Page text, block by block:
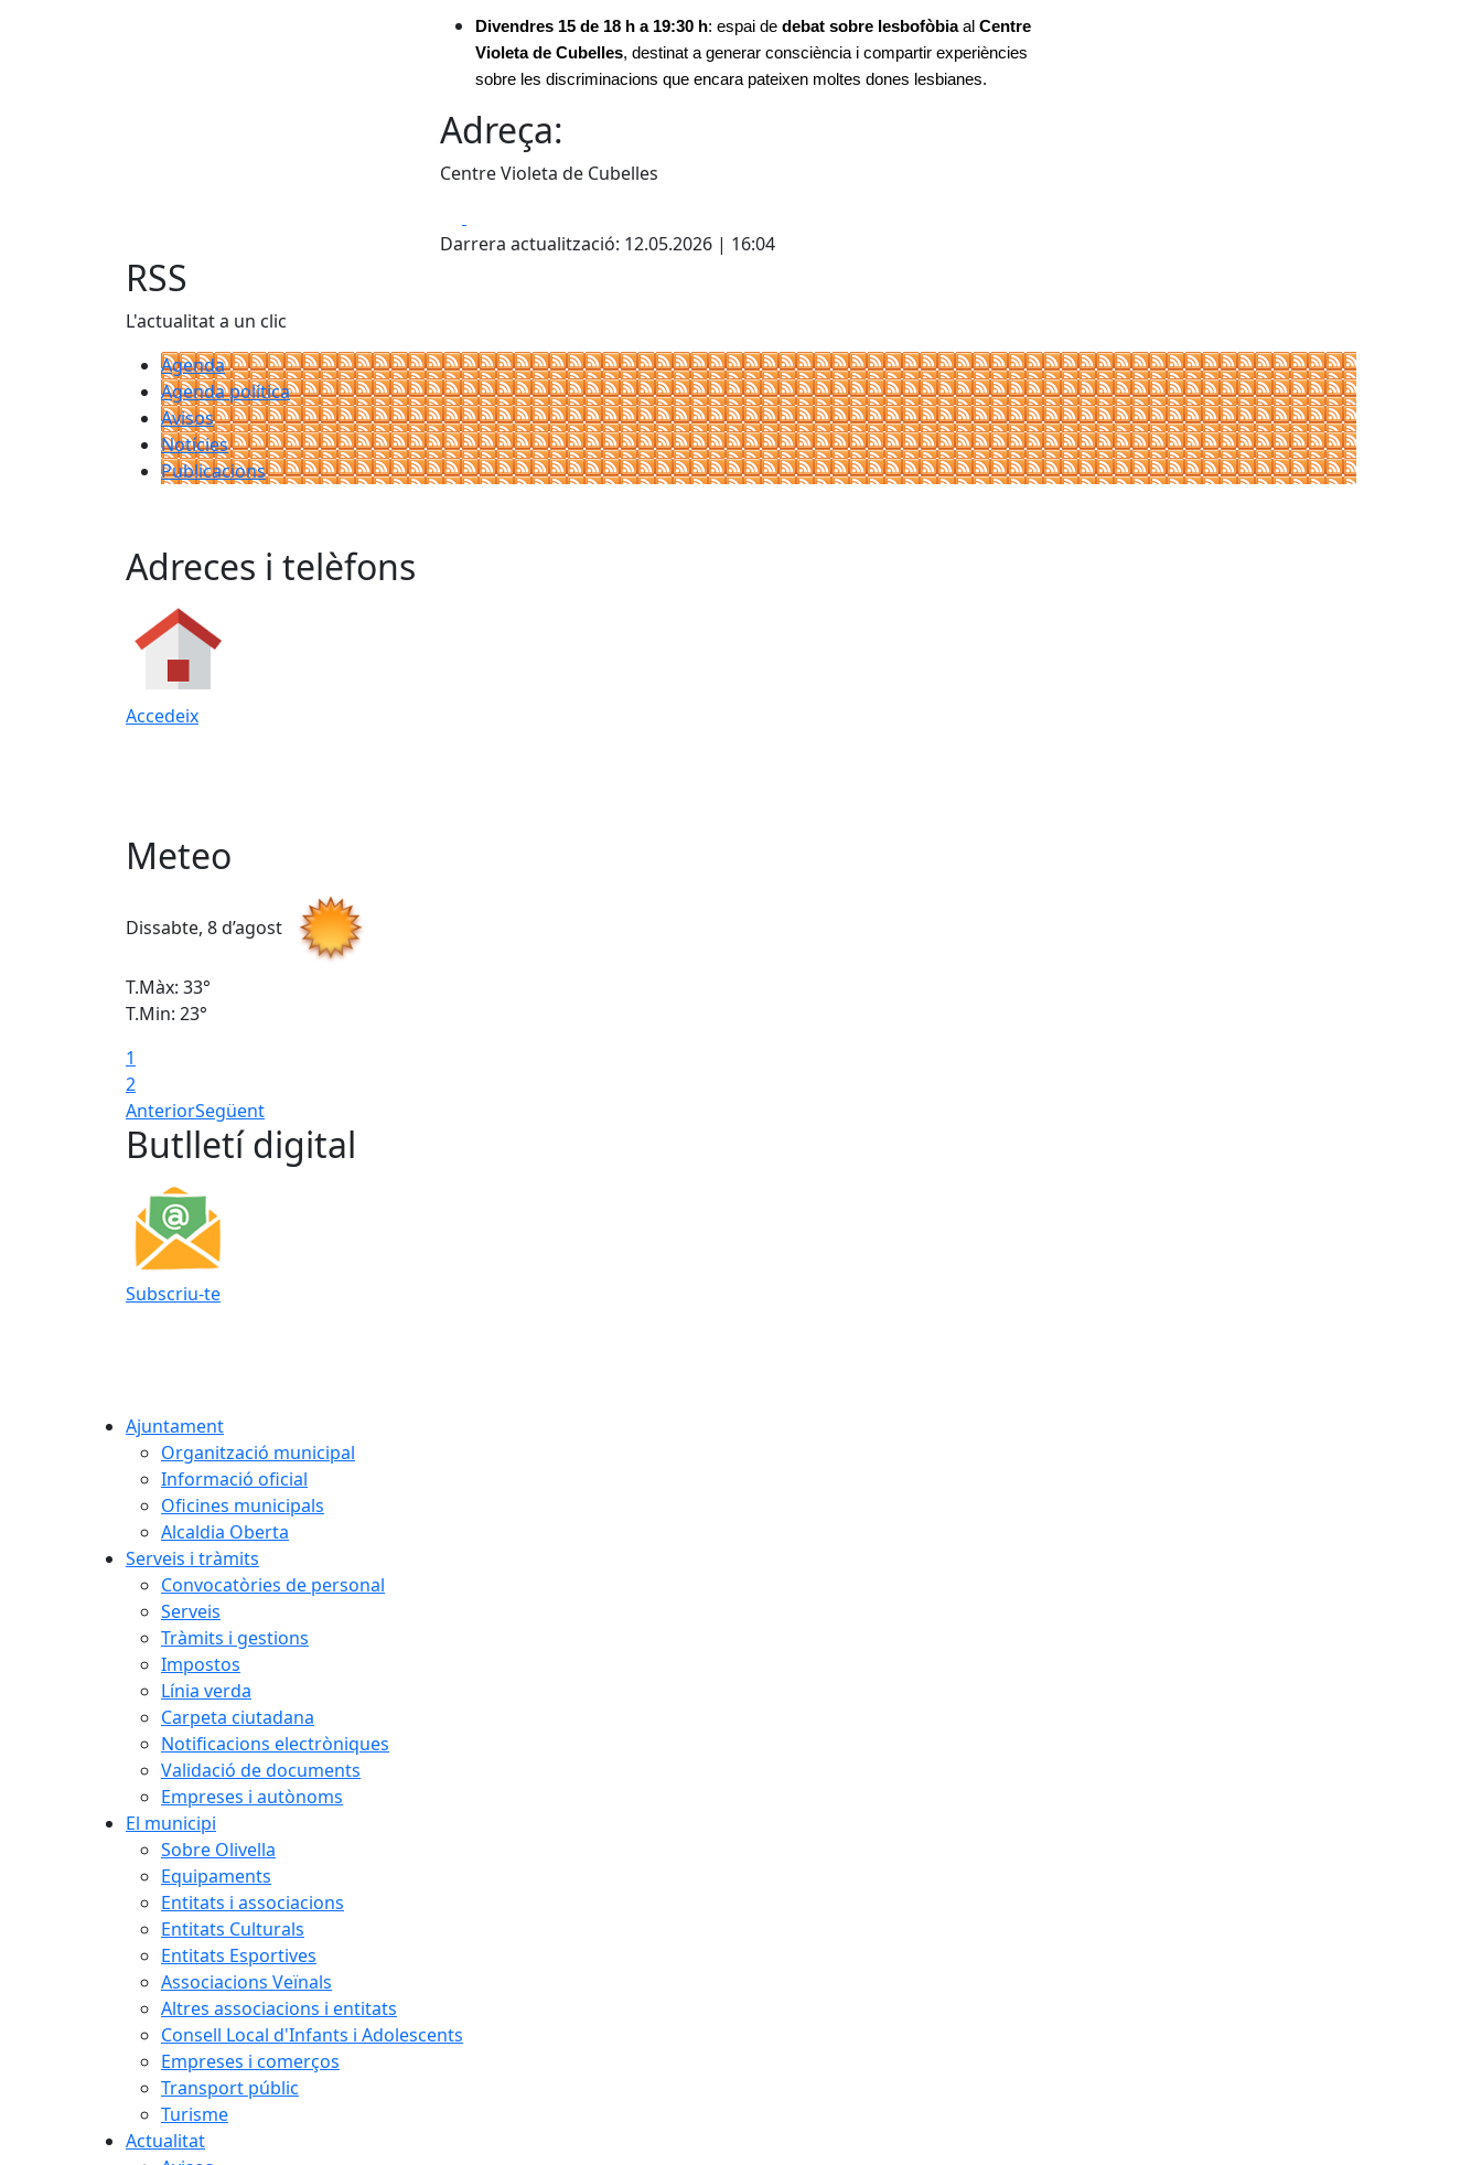
Divendres 15 de 18 h a 19:30 h: espai de debat sobre lesbofòbia al Centre
Violeta de Cubelles, destinat a generar consciència i compartir experiències
sobre les discriminacions que encara pateixen moltes dones lesbianes.
Adreça:
Centre Violeta de Cubelles
Darrera actualització: 12.05.2026 | 16:04
RSS
L'actualitat a un clic
Agenda
Agenda política
Avisos
Notícies
Publicacions
Adreces i telèfons
Accedeix
Meteo
Dissabte, 8 d’agost
T.Màx: 33°
T.Min: 23°
1
2
AnteriorSegüent
Butlletí digital
Subscriu-te
Ajuntament
Organització municipal
Informació oficial
Oficines municipals
Alcaldia Oberta
Serveis i tràmits
Convocatòries de personal
Serveis
Tràmits i gestions
Impostos
Línia verda
Carpeta ciutadana
Notificacions electròniques
Validació de documents
Empreses i autònoms
El municipi
Sobre Olivella
Equipaments
Entitats i associacions
Entitats Culturals
Entitats Esportives
Associacions Veïnals
Altres associacions i entitats
Consell Local d'Infants i Adolescents
Empreses i comerços
Transport públic
Turisme
Actualitat